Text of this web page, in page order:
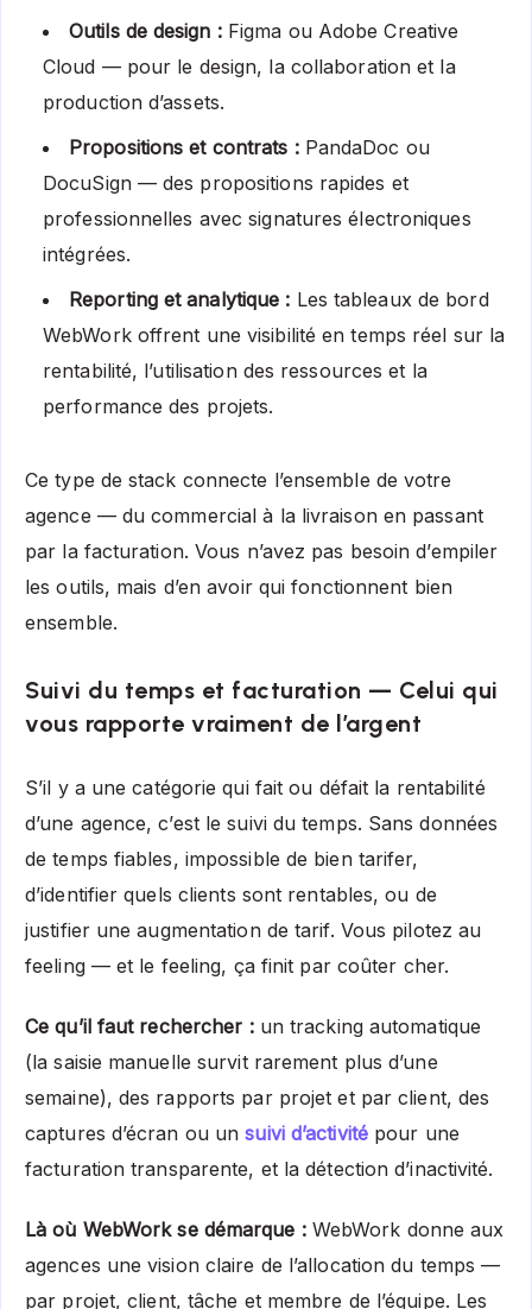
Outils de design : Figma ou Adobe Creative
Cloud — pour le design, la collaboration et la
production d’assets.
Propositions et contrats :PandaDoc ou
DocuSign — des propositions rapides et
professionnelles avec signatures électroniques
intégrées.
Reporting et analytique : Les tableaux de bord
WebWork offrent une visibilité en temps réel sur la
rentabilité, l’utilisation des ressources et la
performance des projets.
Ce type de stack connecte l’ensemble de votre
agence — du commercial à la livraison en passant
par la facturation. Vous n’avez pas besoin d’empiler
les outils, mais d’en avoir qui fonctionnent bien
ensemble.
Suivi du temps et facturation — Celui qui
vous rapporte vraiment de l’argent
S’il y a une catégorie qui fait ou défait la rentabilité
d’une agence, c’est le suivi du temps. Sans données
de temps fiables, impossible de bien tarifer,
d’identifier quels clients sont rentables, ou de
justifier une augmentation de tarif. Vous pilotez au
feeling — et le feeling, ça finit par coûter cher.
Ce qu’il faut rechercher :un tracking automatique
(la saisie manuelle survit rarement plus d’une
semaine), des rapports par projet et par client, des
captures d’écran ou unsuivi d’activitépour une
facturation transparente, et la détection d’inactivité.
Là où WebWork se démarque :WebWork donne aux
agences une vision claire de l’allocation du temps —
par projet, client, tâche et membre de l’équipe. Les